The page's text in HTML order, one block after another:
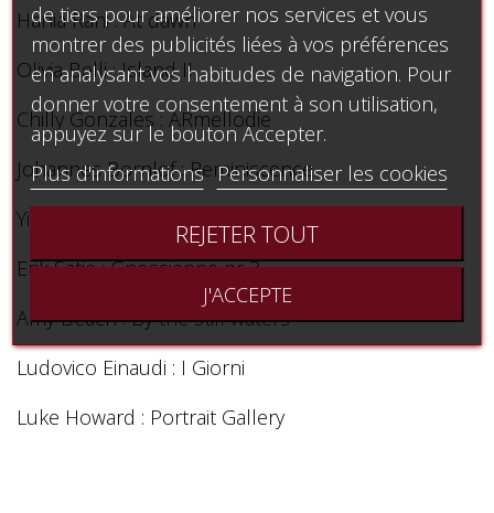
Hania Rani : At dawn
Olivia Belli : Island II
Chilly Gonzales : ARmellodie
Johannes Bornlöf : Reminiscence
Yiruma : River flows in you
Erik Satie : Gnossienne nr 3
Amy Beach : By the still waters
Ludovico Einaudi : I Giorni
Luke Howard : Portrait Gallery
de tiers pour améliorer nos services et vous
montrer des publicités liées à vos préférences
en analysant vos habitudes de navigation. Pour
donner votre consentement à son utilisation,
appuyez sur le bouton Accepter.
Plus d'informations Personnaliser les cookies
REJETER TOUT
J'ACCEPTE